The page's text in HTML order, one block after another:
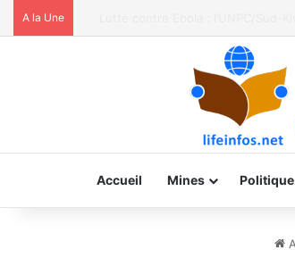
A la Une
Accueil Mines Politique